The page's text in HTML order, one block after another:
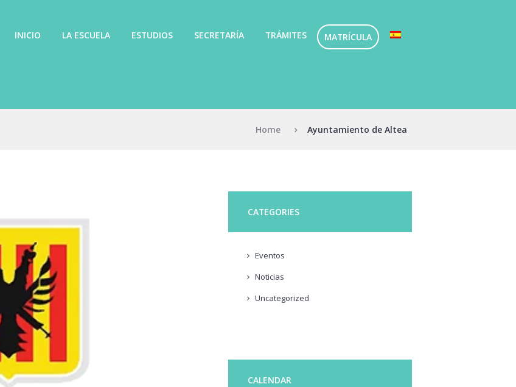
INICIO LA ESCUELA ESTUDIOS SECRETARÍA TRÁMITES MATRÍCULA
Home Ayuntamiento de Altea
CATEGORIES
Eventos
Noticias
Uncategorized
CALENDAR